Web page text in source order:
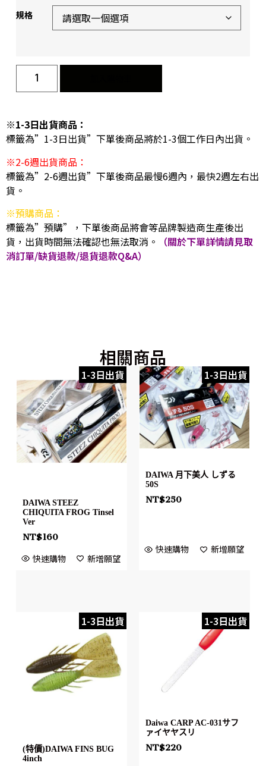
規格
※1-3日出貨商品：
標籤為”1-3日出貨”下單後商品將於1-3個工作日內出貨。
※2-6週出貨商品：
標籤為”2-6週出貨”下單後商品最慢6週內，最快2週左右出
貨。
※預購商品：
標籤為”預購”，下單後商品將會等品牌製造商生產後出
貨，出貨時間無法確認也無法取消。
（關於下單詳情請見取
消訂單/缺貨退款/退貨退款Q&A）
相關商品
1-3日出貨
DAIWA STEEZ
CHIQUITA FROG Tinsel
Ver
NT$160
快速購物 新增願望
1-3日出貨
DAIWA 月下美人 しずる
50S
NT$250
快速購物 新增願望
1-3日出貨
(特價)DAIWA FINS BUG
4inch
1-3日出貨
Daiwa CARP AC-031サフ
ァイヤヤスリ
NT$220